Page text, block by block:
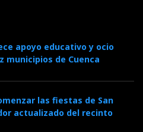
apoyo educativo y ocio
municipios de Cuenca
las fiestas de San
actualizado del recinto